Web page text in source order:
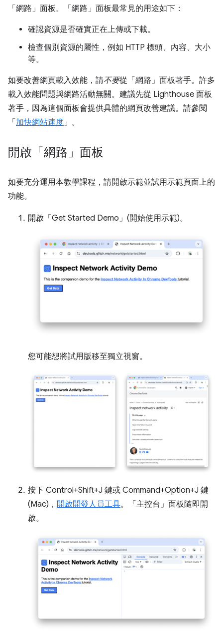
「網路」 面板。「網路」 面板最常見的用途如下：
確認資源是否確實正在上傳或下載。
檢查個別資源的屬性，例如 HTTP 標頭、內容、大小
等。
如要改善網頁載入效能，請不要從「網路」 面板著手。許多
載入效能問題與網路活動無關。建議先從 Lighthouse 面板
著手，因為這個面板會提供具體的網頁改善建議。請參閱
「 加快網站速度」。
開啟「網路」面板
如要充分運用本教學課程，請開啟示範並試用示範頁面上的
功能。
開啟「Get Started Demo」(開始使用示範)。
您可能想將試用版移至獨立視窗。
按下 Control+Shift+J 鍵或 Command+Option+J 鍵
(Mac)， 開啟開發人員工具。「主控台」 面板隨即開
啟。